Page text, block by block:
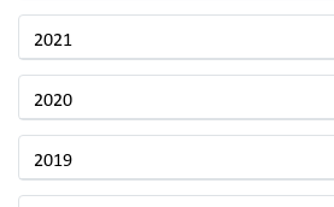
2021
2020
2019